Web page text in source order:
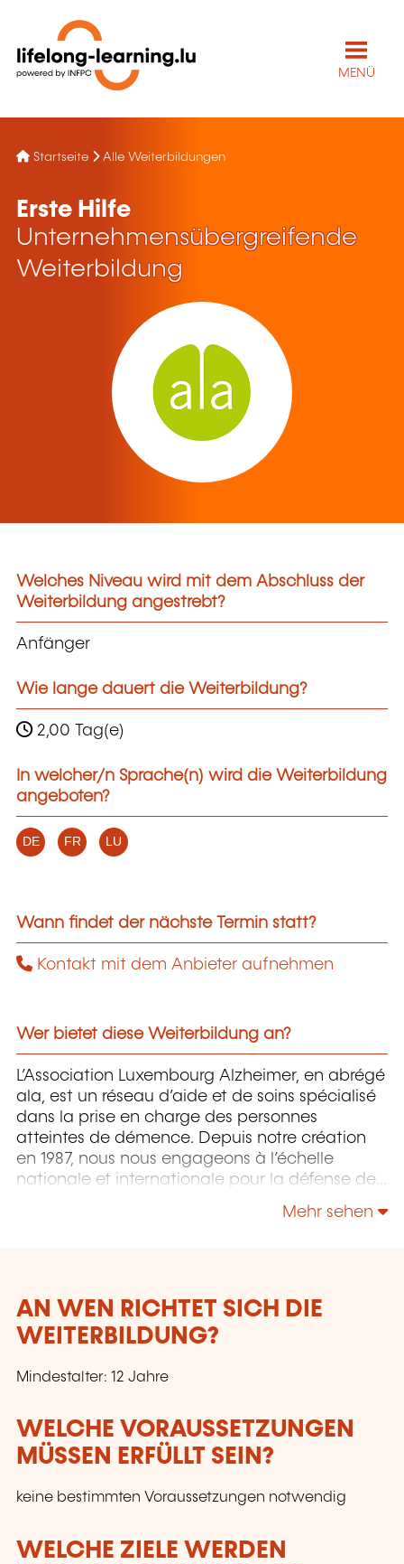
MENÜ
Startseite Alle Weiterbildungen
Erste Hilfe
Unternehmensübergreifende
Weiterbildung
Welches Niveau wird mit dem Abschluss der
Weiterbildung angestrebt?
Anfänger
Wie lange dauert die Weiterbildung?
2,00 Tag(e)
In welcher/n Sprache(n) wird die Weiterbildung
angeboten?
DE FR LU
Wann findet der nächste Termin statt?
Kontakt mit dem Anbieter aufnehmen
Wer bietet diese Weiterbildung an?
L’Association Luxembourg Alzheimer, en abrégé
ala, est un réseau d’aide et de soins spécialisé
dans la prise en charge des personnes
atteintes de démence. Depuis notre création
en 1987, nous nous engageons à l’échelle
nationale et internationale pour la défense des
intérêts des personnes souffrant de démence.
Mehr sehen
AN WEN RICHTET SICH DIE
WEITERBILDUNG?
Mindestalter: 12 Jahre
WELCHE VORAUSSETZUNGEN
MÜSSEN ERFÜLLT SEIN?
keine bestimmten Voraussetzungen notwendig
WELCHE ZIELE WERDEN